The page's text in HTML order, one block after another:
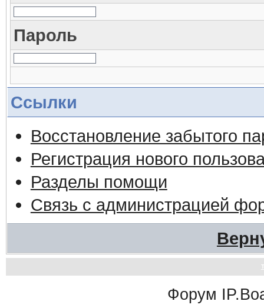
Пароль
Ссылки
Восстановление забытого
Регистрация нового
Разделы помощи
Связь с администрацией
Форум